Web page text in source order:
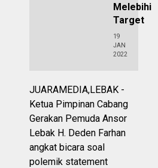
Melebihi
Target
19
JAN
2022
JUARAMEDIA,LEBAK -
Ketua Pimpinan Cabang
Gerakan Pemuda Ansor
Lebak H. Deden Farhan
angkat bicara soal
polemik statement